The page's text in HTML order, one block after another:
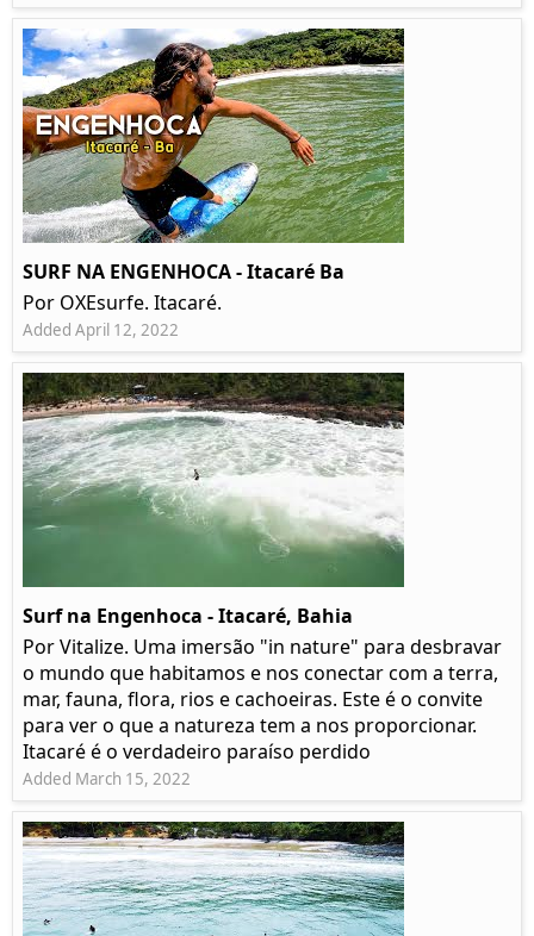
SURF NA ENGENHOCA - Itacaré Ba
Por OXEsurfe. Itacaré.
Added April 12, 2022
Surf na Engenhoca - Itacaré, Bahia
Por Vitalize. Uma imersão "in nature" para desbravar
o mundo que habitamos e nos conectar com a terra,
mar, fauna, flora, rios e cachoeiras. Este é o convite
para ver o que a natureza tem a nos proporcionar.
Itacaré é o verdadeiro paraíso perdido
Added March 15, 2022